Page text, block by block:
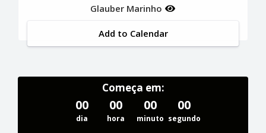
Glauber Marinho
Add to Calendar
Começa em:
00
dia
00
hora
00
minuto
00
segundo